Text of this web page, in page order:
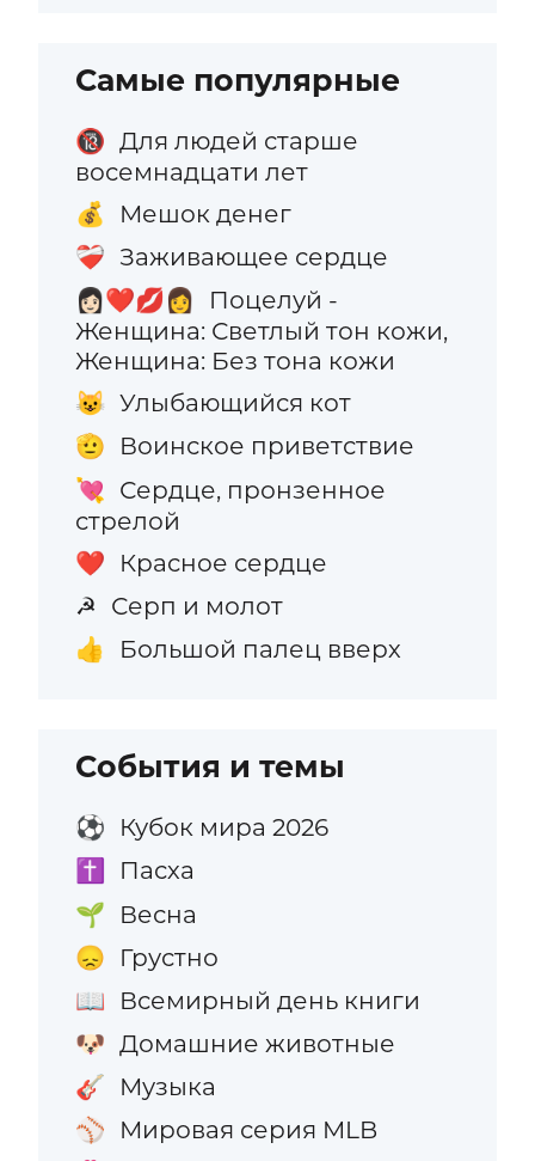
Самые популярные
🔞 Для людей старше
восемнадцати лет
💰 Мешок денег
❤️‍🩹 Заживающее сердце
👩🏻‍❤️‍💋‍👩
Поцелуй -
Женщина: Светлый тон кожи,
Женщина: Без тона кожи
😺 Улыбающийся кот
🫡 Воинское приветствие
💘
Сердце, пронзенное
стрелой
❤️ Красное сердце
☭ Серп и молот
👍 Большой палец вверх
События и темы
⚽ Кубок мира 2026
✝️ Пасха
🌱 Весна
😞 Грустно
📖 Всемирный день книги
🐶 Домашние животные
🎸 Музыка
⚾ Мировая серия MLB